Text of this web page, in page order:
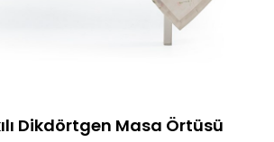
Dikdörtgen Masa Örtüsü